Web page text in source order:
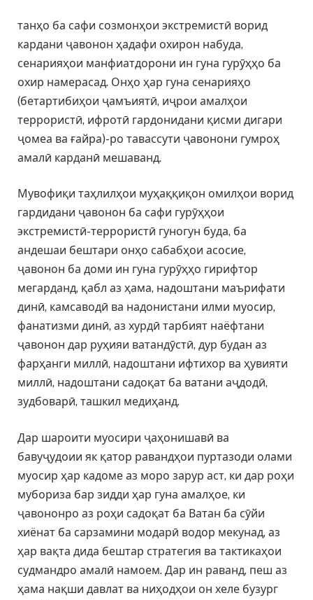
танҳо ба сафи созмонҳои экстремистӣ ворид
кардани ҷавонон ҳадафи охирон набуда,
сенарияҳои манфиатдорони ин гуна гурӯҳҳо ба
охир намерасад. Онҳо ҳар гуна сенарияҳо
(бетартибиҳои ҷамъиятӣ, иҷрои амалҳои
террористӣ, ифротӣ гардонидани қисми дигари
ҷомеа ва ғайра)-ро тавассути ҷавонони гумроҳ
амалӣ карданӣ мешаванд.
Мувофиқи таҳлилҳои муҳаққиқон омилҳои ворид
гардидани ҷавонон ба сафи гурӯҳҳои
экстремистӣ-террористӣ гуногун буда, ба
андешаи бештари онҳо сабабҳои асосие,
ҷавонон ба доми ин гуна гурӯҳҳо гирифтор
мегарданд, қабл аз ҳама, надоштани маърифати
динӣ, камсаводӣ ва надонистани илми муосир,
фанатизми динӣ, аз хурдӣ тарбият наёфтани
ҷавонон дар руҳияи ватандӯстӣ, дур будан аз
фарҳанги миллӣ, надоштани ифтихор ва ҳувияти
миллӣ, надоштани садоқат ба ватани аҷдодӣ,
зудбоварӣ, ташкил медиҳанд.
Дар шароити муосири ҷаҳонишавӣ ва
бавуҷудоии як қатор равандҳои пуртазоди олами
муосир ҳар кадоме аз моро зарур аст, ки дар роҳи
мубориза бар зидди ҳар гуна амалҳое, ки
ҷавононро аз роҳи садоқат ба Ватан ба сӯйи
хиёнат ба сарзамини модарӣ водор мекунад, аз
ҳар вақта дида бештар стратегия ва тактикаҳои
судмандро амалӣ намоем. Дар ин раванд, пеш аз
ҳама нақши давлат ва ниҳодҳои он хеле бузург